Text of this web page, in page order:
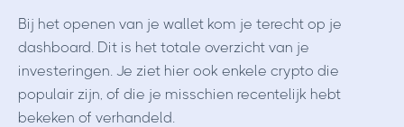
Bij het openen van je wallet kom je terecht op je
dashboard. Dit is het totale overzicht van je
investeringen. Je ziet hier ook enkele crypto die
populair zijn, of die je misschien recentelijk hebt
bekeken of verhandeld.